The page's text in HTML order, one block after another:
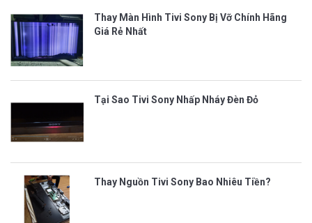
Thay Màn Hình Tivi Sony Bị Vỡ Chính Hãng
Giá Rẻ Nhất
Tại Sao Tivi Sony Nhấp Nháy Đèn Đỏ
Thay Nguồn Tivi Sony Bao Nhiêu Tiền?